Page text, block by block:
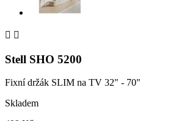
 
Stell SHO 5200
Fixní držák SLIM na TV 32" - 70"
Skladem